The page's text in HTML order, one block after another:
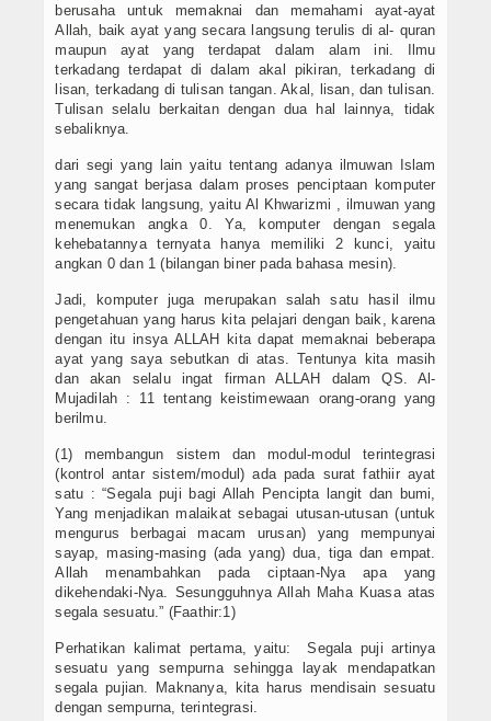
berusaha untuk memaknai dan memahami ayat-ayat
Allah, baik ayat yang secara langsung terulis di al- quran
maupun ayat yang terdapat dalam alam ini. Ilmu
terkadang terdapat di dalam akal pikiran, terkadang di
lisan, terkadang di tulisan tangan. Akal, lisan, dan tulisan.
Tulisan selalu berkaitan dengan dua hal lainnya, tidak
sebaliknya.
dari segi yang lain yaitu tentang adanya ilmuwan Islam
yang sangat berjasa dalam proses penciptaan komputer
secara tidak langsung, yaitu Al Khwarizmi , ilmuwan yang
menemukan angka 0. Ya, komputer dengan segala
kehebatannya ternyata hanya memiliki 2 kunci, yaitu
angkan 0 dan 1 (bilangan biner pada bahasa mesin).
Jadi, komputer juga merupakan salah satu hasil ilmu
pengetahuan yang harus kita pelajari dengan baik, karena
dengan itu insya ALLAH kita dapat memaknai beberapa
ayat yang saya sebutkan di atas. Tentunya kita masih
dan akan selalu ingat firman ALLAH dalam QS. Al-
Mujadilah : 11 tentang keistimewaan orang-orang yang
berilmu.
(1) membangun sistem dan modul-modul terintegrasi
(kontrol antar sistem/modul) ada pada surat fathiir ayat
satu : “Segala puji bagi Allah Pencipta langit dan bumi,
Yang menjadikan malaikat sebagai utusan-utusan (untuk
mengurus berbagai macam urusan) yang mempunyai
sayap, masing-masing (ada yang) dua, tiga dan empat.
Allah menambahkan pada ciptaan-Nya apa yang
dikehendaki-Nya. Sesungguhnya Allah Maha Kuasa atas
segala sesuatu.” (Faathir:1)
Perhatikan kalimat pertama, yaitu: Segala puji artinya
sesuatu yang sempurna sehingga layak mendapatkan
segala pujian. Maknanya, kita harus mendisain sesuatu
dengan sempurna, terintegrasi.